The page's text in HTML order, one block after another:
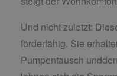
Und nicht zuletzt:
förderfähig. Sie
Pumpentausch